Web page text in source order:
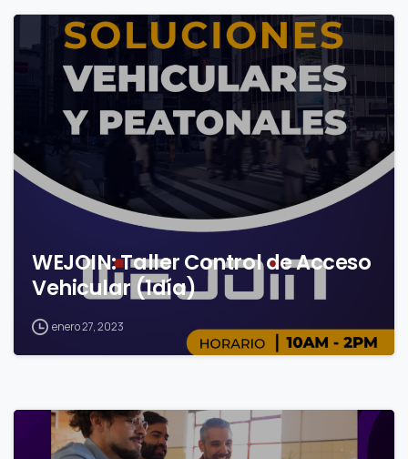
WEJOIN: Taller Control de Acceso
Vehicular (1día)
enero 27, 2023